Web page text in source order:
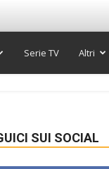
Serie TV Altri
SUI SOCIAL